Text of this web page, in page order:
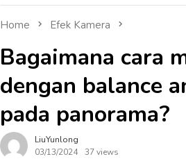
Home Efek Kamera
Bagaimana cara
dengan balance
pada panorama?
LiuYunlong
03/13/2024
37 views